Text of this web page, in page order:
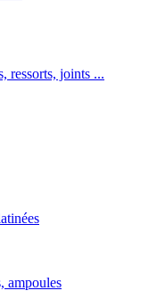
ressorts, joints ...
ampoules